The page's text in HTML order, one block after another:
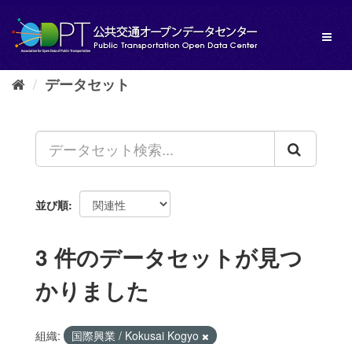
し
データセット
並び順
3 件のデータセットが見つ
かりました
組織:
国際興業 / Kokusai Kogyo